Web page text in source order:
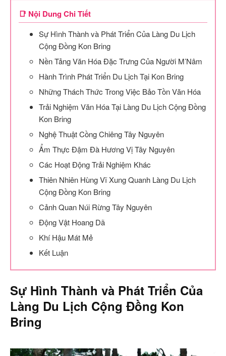
📑 Nội Dung Chi Tiết
Sự Hình Thành và Phát Triển Của Làng Du Lịch
Cộng Đồng Kon Bring
Nền Tảng Văn Hóa Đặc Trưng Của Người M’Nâm
Hành Trình Phát Triển Du Lịch Tại Kon Bring
Những Thách Thức Trong Việc Bảo Tồn Văn Hóa
Trải Nghiệm Văn Hóa Tại Làng Du Lịch Cộng Đồng
Kon Bring
Nghệ Thuật Cồng Chiêng Tây Nguyên
Ẩm Thực Đậm Đà Hương Vị Tây Nguyên
Các Hoạt Động Trải Nghiệm Khác
Thiên Nhiên Hùng Vĩ Xung Quanh Làng Du Lịch
Cộng Đồng Kon Bring
Cảnh Quan Núi Rừng Tây Nguyên
Động Vật Hoang Dã
Khí Hậu Mát Mẻ
Kết Luận
Sự Hình Thành và Phát Triển Của
Làng Du Lịch Cộng Đồng Kon
Bring